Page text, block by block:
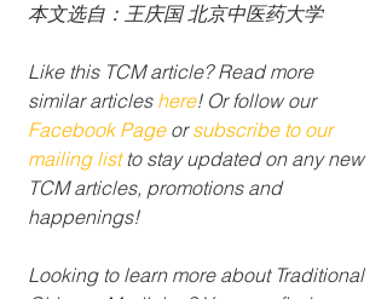
本文选自：王庆国 北京中医药大学
Like this TCM article? Read more
similar articles here! Or follow our
Facebook Page or subscribe to our
mailing list to stay updated on any new
TCM articles, promotions and
happenings!
Looking to learn more about Traditional